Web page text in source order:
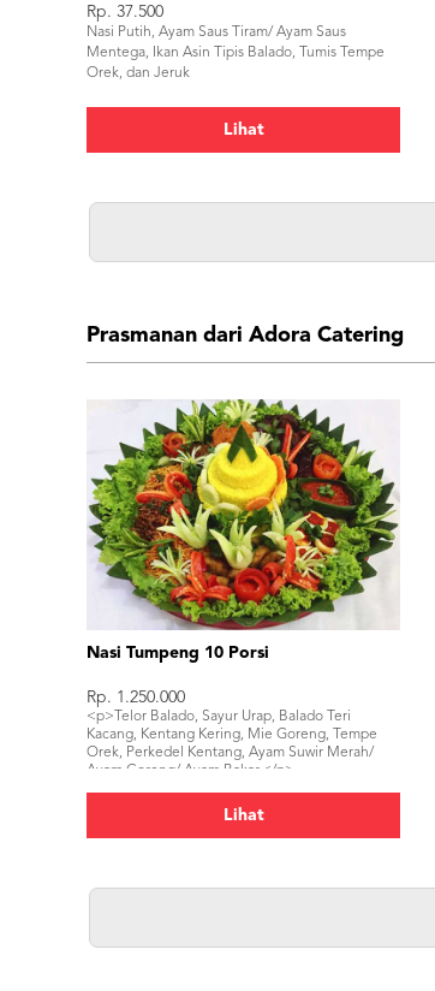
Rp. 37.500
Nasi Putih, Ayam Saus Tiram/ Ayam Saus
Mentega, Ikan Asin Tipis Balado, Tumis Tempe
Orek, dan Jeruk
Lihat
Prasmanan dari Adora Catering
Nasi Tumpeng 10 Porsi
Rp. 1.250.000
<p>Telor Balado, Sayur Urap, Balado Teri
Kacang, Kentang Kering, Mie Goreng, Tempe
Orek, Perkedel Kentang, Ayam Suwir Merah/
Ayam Goreng/ Ayam Bakar,</p>
Lihat